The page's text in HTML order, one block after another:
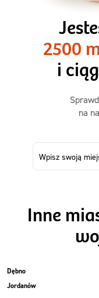
3 sycące posiłki
2500
i
na
Inne
Dębno
Jordanów